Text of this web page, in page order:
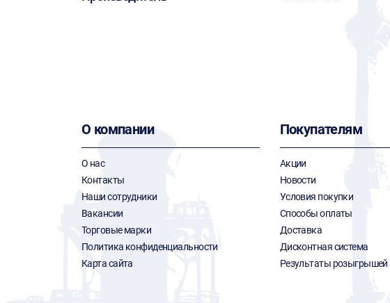
О компании
О нас
Контакты
Наши сотрудники
Вакансии
Торговые марки
Политика конфиденциальности
Карта сайта
Покупателям
Акции
Новости
Условия покупки
Способы оплаты
Доставка
Дисконтная система
Результаты розыгрышей